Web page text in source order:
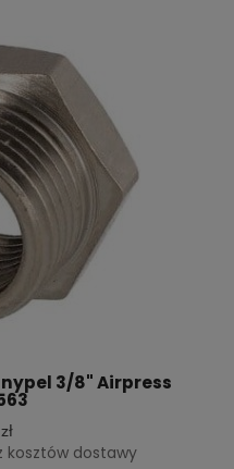
3/8" Airpress
kosztów dostawy